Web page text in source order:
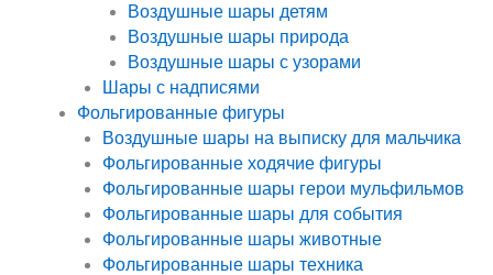
Воздушные шары детям
Воздушные шары природа
Воздушные шары с узорами
Шары с надписями
Фольгированные фигуры
Воздушные шары на выписку для мальчика
Фольгированные ходячие фигуры
Фольгированные шары герои мульфильмов
Фольгированные шары для события
Фольгированные шары животные
Фольгированные шары техника